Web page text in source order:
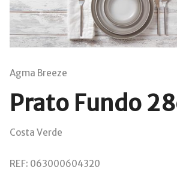
Agma Breeze
Prato Fundo
Costa Verde
REF: 063000604320